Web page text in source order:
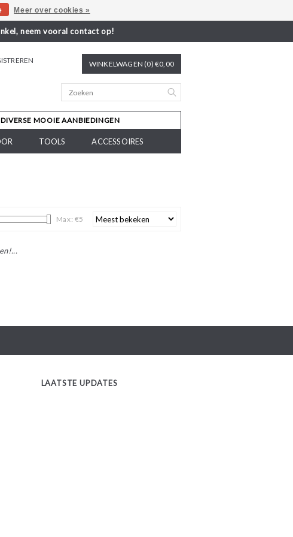
neem vooral contact op!
WINKELWAGEN (0) €0,00
DIVERSE MOOIE AANBIEDINGEN
TOOLS ACCESSOIRES
Max: €5
LAATSTE UPDATES
Meer over cookies »